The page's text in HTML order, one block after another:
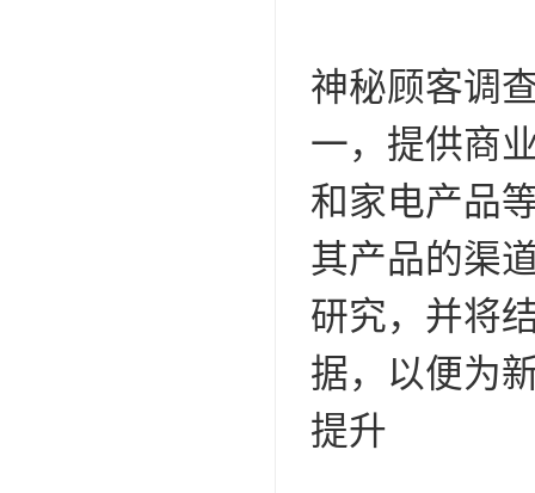
神秘顾客调
一，提供商
和家电产品
其产品的渠
研究，并将
据，以便为
提升